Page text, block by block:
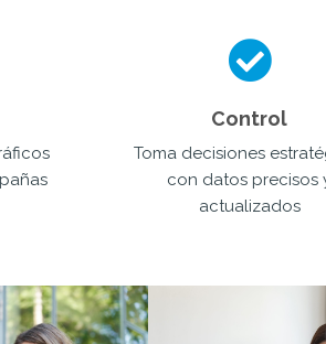
Control
Toma decisiones
con datos precisos
actualizados